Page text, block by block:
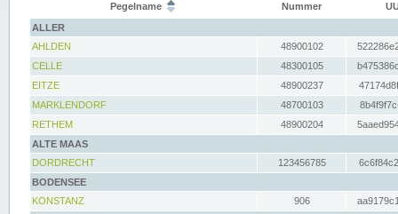
Pegelname Nummer
ALLER
AHLDEN
48900102
CELLE
48300105
EITZE
48900237
MARKLENDORF
48700103
RETHEM
48900204
ALTE MAAS
DORDRECHT
123456785
BODENSEE
KONSTANZ
906